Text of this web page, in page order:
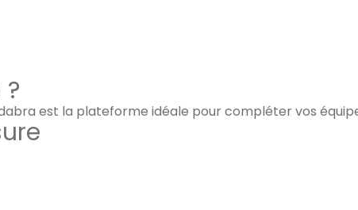
est la plateforme idéale pour compléter vos